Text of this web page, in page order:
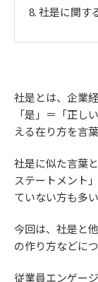
8.社是に関す
社是とは、企業
「是」＝「正し
える在り方を言
社是に似た言葉
ステートメント
ていない方も多
今回は、社是と
の作り方などに
従業員エンゲー